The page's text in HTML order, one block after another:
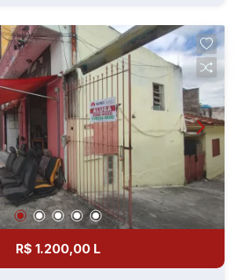
R$ 1.200,00 L